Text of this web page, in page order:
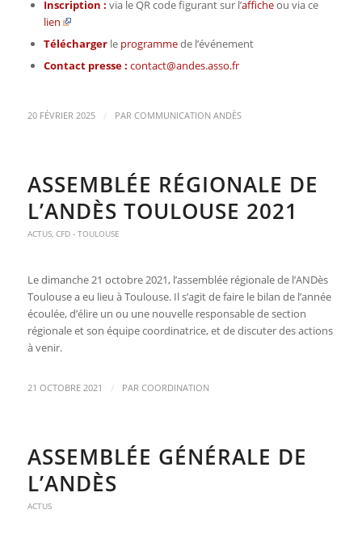
Inscription : via le QR code figurant sur l’afficheou via ce
lien
Téléchargerle programmede l’événement
Contact presse : contact@andes.asso.fr
20 FÉVRIER 2025 / PAR COMMUNICATION ANDÈS
ASSEMBLÉE RÉGIONALE DE
L’ANDÈS TOULOUSE 2021
ACTUS, CFD - TOULOUSE
Ledimanche 21 octobre 2021, l’assemblée régionale de l’ANDès
Toulouse a eu lieu à Toulouse. Il s’agit de faire le bilan de l’année
écoulée, d’élire un ou une nouvelle responsable de section
régionale et son équipe coordinatrice, et de discuter des actions
à venir.
21 OCTOBRE 2021 / PAR COORDINATION
ASSEMBLÉE GÉNÉRALE DE
L’ANDÈS
ACTUS